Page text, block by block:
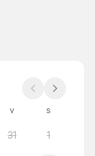
v s
31 1